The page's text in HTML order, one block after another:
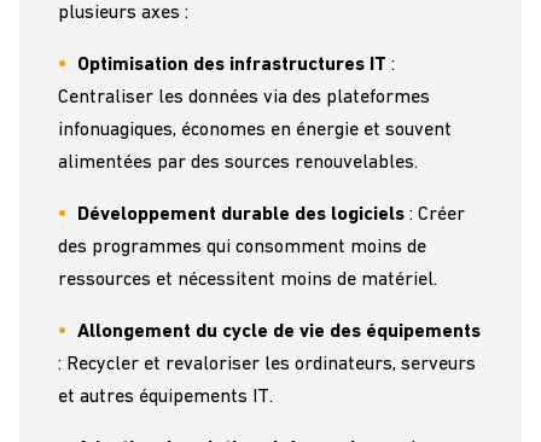
plusieurs axes :
Optimisation des infrastructures IT :
Centraliser les données via des plateformes
infonuagiques, économes en énergie et souvent
alimentées par des sources renouvelables.
Développement durable des logiciels : Créer
des programmes qui consomment moins de
ressources et nécessitent moins de matériel.
Allongement du cycle de vie des équipements
: Recycler et revaloriser les ordinateurs, serveurs
et autres équipements IT.